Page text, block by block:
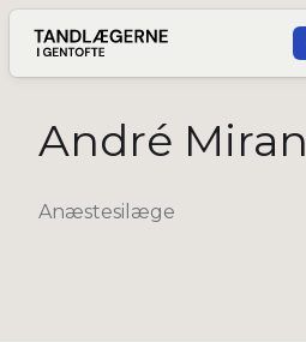
André Miran
Anæstesilæge